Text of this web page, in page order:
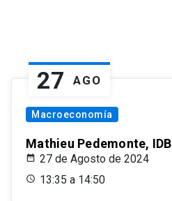
27 AGO
Macroeconomía
Mathieu Pedemonte, IDB
27 de Agosto de 2024
13:35 a 14:50